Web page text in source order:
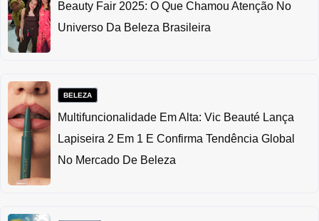
Beauty Fair 2025: O Que Chamou Atenção No
Universo Da Beleza Brasileira
BELEZA
Multifuncionalidade Em Alta: Vic Beauté Lança
Lapiseira 2 Em 1 E Confirma Tendência Global
No Mercado De Beleza